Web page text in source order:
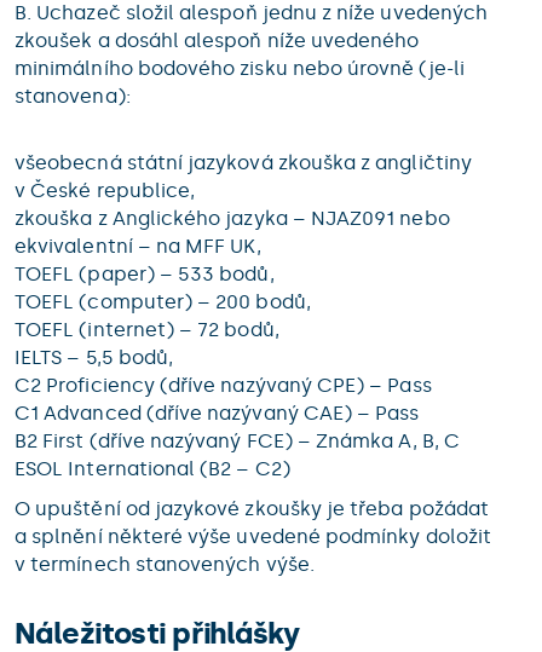
B. Uchazeč složil alespoň jednu z níže uvedených
zkoušek a dosáhl alespoň níže uvedeného
minimálního bodového zisku nebo úrovně (je-li
stanovena):
všeobecná státní jazyková zkouška z angličtiny
v České republice,
zkouška z Anglického jazyka – NJAZ091 nebo
ekvivalentní – na MFF UK,
TOEFL (paper) – 533 bodů,
TOEFL (computer) – 200 bodů,
TOEFL (internet) – 72 bodů,
IELTS – 5,5 bodů,
C2 Proficiency (dříve nazývaný CPE) – Pass
C1 Advanced (dříve nazývaný CAE) – Pass
B2 First (dříve nazývaný FCE) – Známka A, B, C
ESOL International (B2 – C2)
O upuštění od jazykové zkoušky je třeba požádat
a splnění některé výše uvedené podmínky doložit
v termínech stanovených výše.
Náležitosti přihlášky